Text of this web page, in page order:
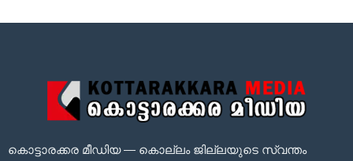
കൊട്ടാരക്കര മീഡിയ — കൊല്ലം ജില്ലയുടെ സ്വന്തം